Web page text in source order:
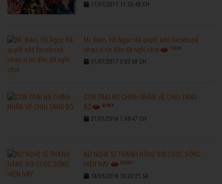
17/07/2017 11:33:48 CH
Mr. Đàm, Hồ Ngọc Hà quyết add facebook
nhau vì tin đồn đã nghỉ chơi
76309
31/07/2017 5:03:06 CH
CON TRAI NS CHINH NHẪN VỀ CHỊU TANG
BỐ
42984
31/01/2016 1:08:47 CH
NỮ NGHỆ SĨ THANH HẰNG VỚI CUỘC SỐNG
HIỆN NAY
32583
18/05/2016 10:22:21 SA